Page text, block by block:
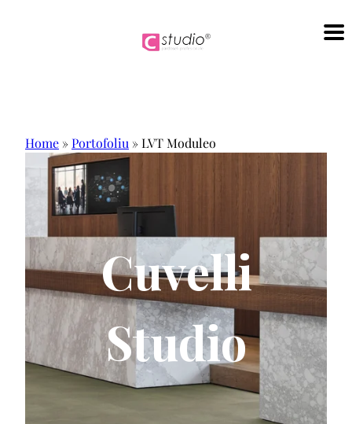
Home »Portofoliu »LVT Moduleo
Cuvelli
Studio